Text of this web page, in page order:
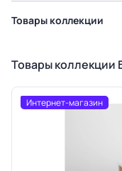
Товары коллекции
Товары коллекции
Интернет-магазин